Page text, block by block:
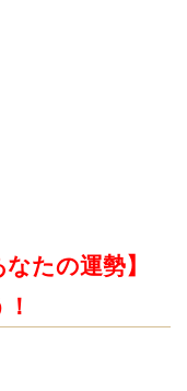
たの運勢】